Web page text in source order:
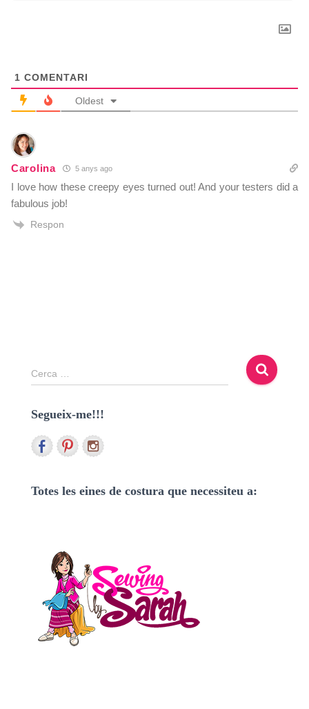
1 COMENTARI
Oldest
Carolina 5 anys ago
I love how these creepy eyes turned out! And your testers did a
fabulous job!
Respon
C
e
c
:
Cerca …
Segueix-me!!!
Totes les eines de costura que necessiteu a: